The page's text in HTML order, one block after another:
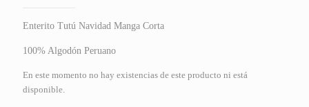
Enterito Tutú Navidad Manga Corta
100% Algodón Peruano
En este momento no hay existencias de este producto ni está
disponible.